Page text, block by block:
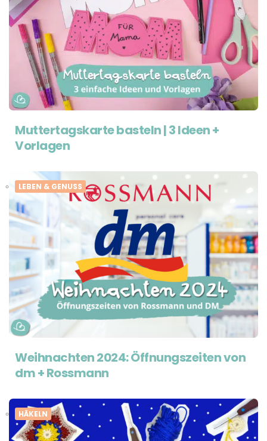
Muttertagskarte basteln | 3 Ideen +
Vorlagen
LEBEN & GENUSS
Weihnachten 2024: Öffnungszeiten von
dm + Rossmann
HÄKELN